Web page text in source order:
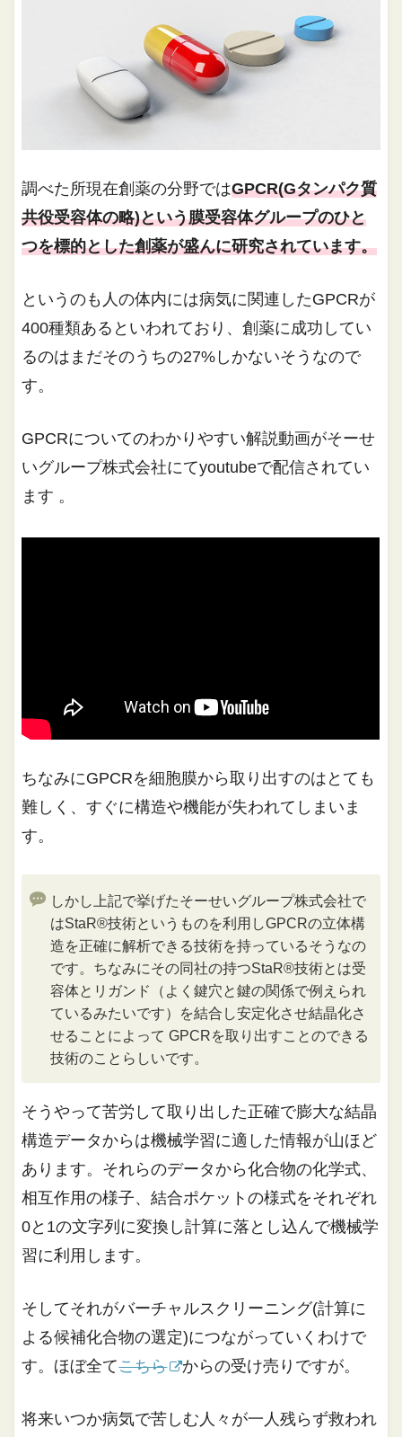
調べた所現在創薬の分野ではGPCR(Gタンパク質
共役受容体の略)という膜受容体グループのひと
つを標的とした創薬が盛んに研究されています。
というのも人の体内には病気に関連したGPCRが
400種類あるといわれており、創薬に成功してい
るのはまだそのうちの27%しかないそうなので
す。
GPCRについてのわかりやすい解説動画がそーせ
いグループ株式会社にてyoutubeで配信されてい
ます 。
ちなみにGPCRを細胞膜から取り出すのはとても
難しく、すぐに構造や機能が失われてしまいま
す。
しかし上記で挙げたそーせいグループ株式会社で
はStaR®技術というものを利用しGPCRの立体構
造を正確に解析できる技術を持っているそうなの
です。ちなみにその同社の持つStaR®技術とは受
容体とリガンド（よく鍵穴と鍵の関係で例えられ
ているみたいです）を結合し安定化させ結晶化さ
せることによって GPCRを取り出すことのできる
技術のことらしいです。
そうやって苦労して取り出した正確で膨大な結晶
構造データからは機械学習に適した情報が山ほど
あります。それらのデータから化合物の化学式、
相互作用の様子、結合ポケットの様式をそれぞれ
0と1の文字列に変換し計算に落とし込んで機械学
習に利用します。
そしてそれがバーチャルスクリーニング(計算に
よる候補化合物の選定)につながっていくわけで
す。ほぼ全てこちら からの受け売りですが。
将来いつか病気で苦しむ人々が一人残らず救われ